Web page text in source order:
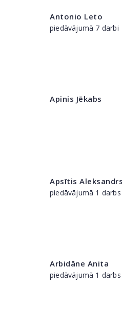
Antonio Leto
piedāvājumā 7 darbi
Apinis Jēkabs
Apsītis Aleksandrs
piedāvājumā 1 darbs
Arbidāne Anita
piedāvājumā 1 darbs